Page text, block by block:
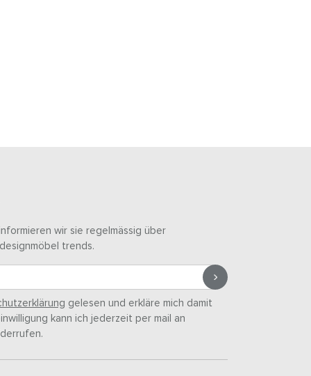
wir sie regelmässig über
trends.
gelesen und erkläre mich damit
kann ich jederzeit per mail an